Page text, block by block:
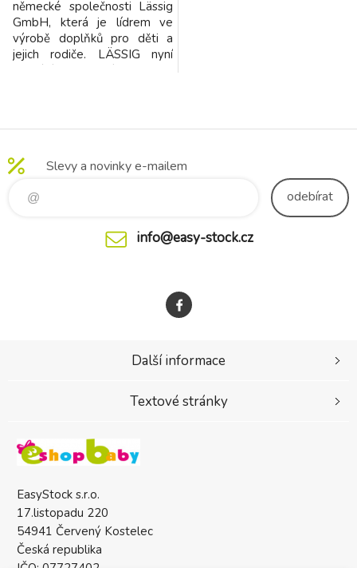
německé společnosti Lässig
GmbH, která je lídrem ve
výrobě doplňků pro děti a
jejich rodiče. LÄSSIG nyní
funkčnost svých výrobků a
detailům. Splash & Fun je
Slevy a novinky e-mailem
odebírat
info@easy-stock.cz
EasyStock s.r.o.
17.listopadu 220
54941 Červený Kostelec
Česká republika
Další informace
Textové stránky